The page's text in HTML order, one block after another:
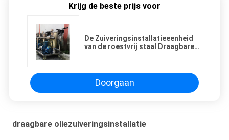
Krijg de beste prijs voor
De Zuiveringsinstallatieeenheid
van de roestvrij staal Draagbare
Doorgaan
draagbare oliezuiveringsinstallatie